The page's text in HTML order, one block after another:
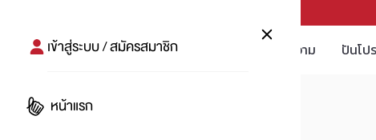
บทความ ปันโป
เข้าสู่ระบบ / สมัครสมาชิก
หน้าแรก